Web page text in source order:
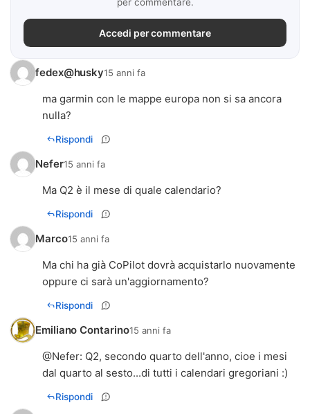
Accedi per commentare
fedex@husky15 anni fa
ma garmin con le mappe europa non si sa ancora
nulla?
Rispondi
Nefer15 anni fa
Ma Q2 è il mese di quale calendario?
Rispondi
Marco15 anni fa
Ma chi ha già CoPilot dovrà acquistarlo nuovamente
oppure ci sarà un'aggiornamento?
Rispondi
Emiliano Contarino15 anni fa
@Nefer: Q2, secondo quarto dell'anno, cioe i mesi
dal quarto al sesto...di tutti i calendari gregoriani :)
Rispondi